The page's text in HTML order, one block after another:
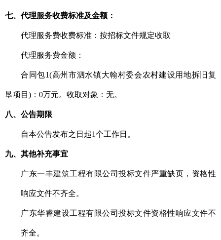
七、代理服务收费标准及金额：
代理服务费收费标准： 按招标文件规定收取
代理服务费金额：
合同包1(高州市泗水镇大翰村委会农村建设用地拆旧复
垦项目)：0万元。收取对象：无。
八、公告期限
自本公告发布之日起1个工作日。
九、其他补充事宜
广东一丰建筑工程有限公司投标文件严重缺页，资格性
响应文件不齐全。
广东华睿建设工程有限公司投标文件资格性响应文件不
齐全。